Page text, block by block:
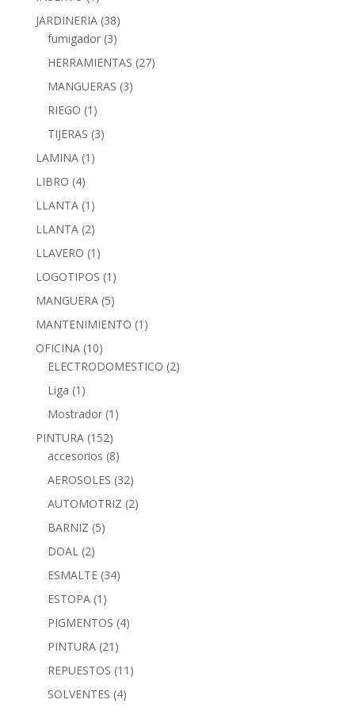
JARDINERIA (38)
fumigador (3)
HERRAMIENTAS (27)
MANGUERAS (3)
RIEGO (1)
TIJERAS (3)
LAMINA (1)
LIBRO (4)
LLANTA (1)
LLANTA (2)
LLAVERO (1)
LOGOTIPOS (1)
MANGUERA (5)
MANTENIMIENTO (1)
OFICINA (10)
ELECTRODOMESTICO (2)
Liga (1)
Mostrador (1)
PINTURA (152)
accesorios (8)
AEROSOLES (32)
AUTOMOTRIZ (2)
BARNIZ (5)
DOAL (2)
ESMALTE (34)
ESTOPA (1)
PIGMENTOS (4)
PINTURA (21)
REPUESTOS (11)
SOLVENTES (4)